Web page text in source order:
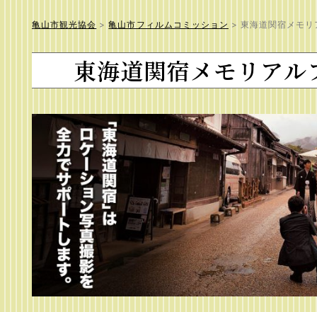
亀山市観光協会 >亀山市フィルムコミッション > 東海道関宿メモ
東海道関宿メモリアル